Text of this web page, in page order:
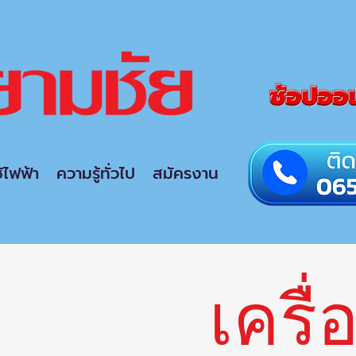
ฟฟ้า ความรู้ทั่วไป สมัครงาน
เครื่